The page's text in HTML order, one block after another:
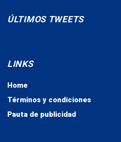
ÚLTIMOS TWEETS
LINKS
Home
Términos y condiciones
Pauta de publicidad